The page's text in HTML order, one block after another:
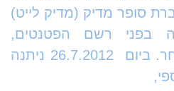
סופר מדיק (מדיק לייט)
בפני רשם הפטנטים,
המדגמים וסימני המסחר. ביום 26.7.2012 ניתנה